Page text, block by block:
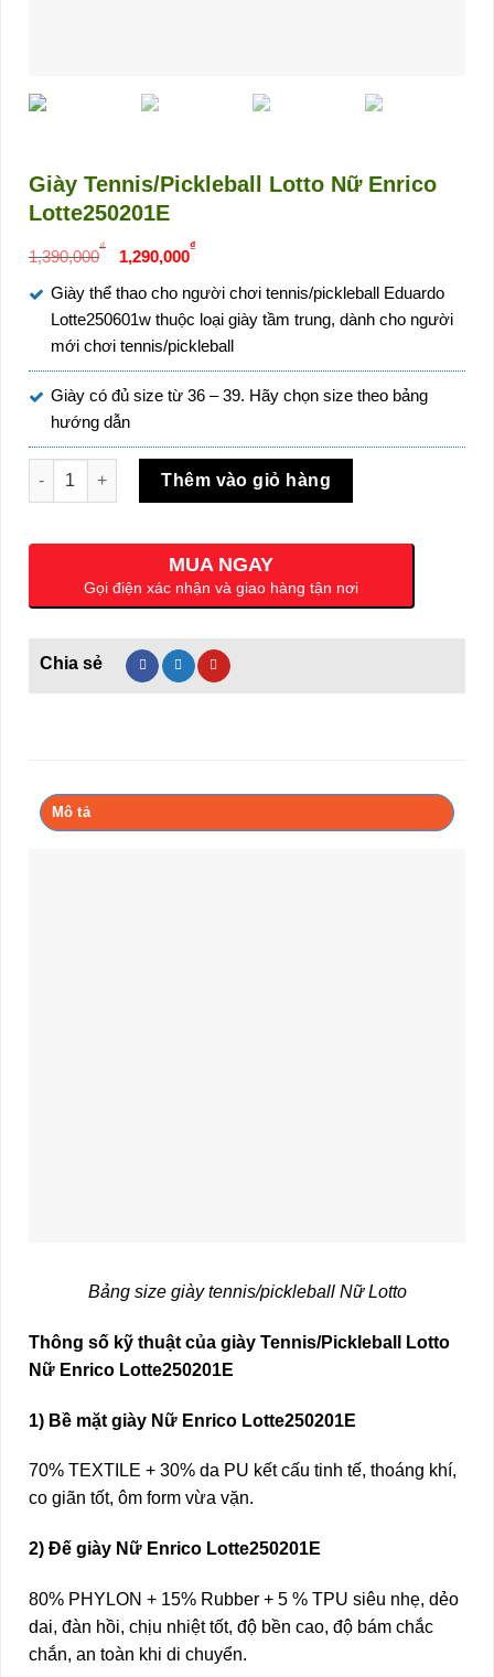
Giày Tennis/Pickleball Lotto Nữ Enrico
Lotte250201E
1,390,000
₫
Giá
là:
1,390,000₫.
1,290,000
₫Giá
tại
là:
1,290,000₫.
Giày thể thao cho người chơi tennis/pickleball Eduardo
Lotte250601w thuộc loại giày tầm trung, dành cho người
mới chơi tennis/pickleball
Giày có đủ size từ 36 – 39. Hãy chọn size theo bảng
hướng dẫn
Giày Tennis/Pickleball Lotto Nữ Enrico Lotte250201E số
Thêm vào giỏ hàng
MUA NGAY
Gọi điện xác nhận và giao hàng tận nơi
Mô tả
Bảng size giày tennis/pickleball Nữ Lotto
Thông số kỹ thuật của giày Tennis/Pickleball Lotto
Nữ Enrico Lotte250201E
1) Bề mặt giày Nữ Enrico Lotte250201E
70% TEXTILE + 30% da PU kết cấu tinh tế, thoáng khí,
co giãn tốt, ôm form vừa vặn.
2) Đế giày Nữ Enrico Lotte250201E
80% PHYLON + 15% Rubber + 5 % TPU siêu nhẹ, dẻo
dai, đàn hồi, chịu nhiệt tốt, độ bền cao, độ bám chắc
chắn, an toàn khi di chuyển.